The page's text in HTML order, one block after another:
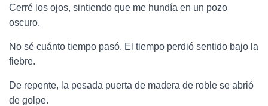
Cerré los ojos, sintiendo que me hundía en un pozo
oscuro.
No sé cuánto tiempo pasó. El tiempo perdió sentido bajo la
fiebre.
De repente, la pesada puerta de madera de roble se abrió
de golpe.